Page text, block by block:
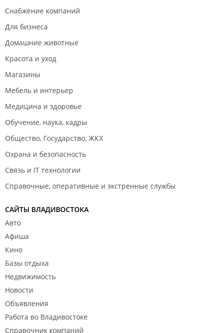
Снабжение компаний
Для бизнеса
Домашние животные
Красота и уход
Магазины
Мебель и интерьер
Медицина и здоровье
Обучение, наука, кадры
Общество, Государство, ЖКХ
Охрана и безопасность
Связь и IT технологии
Справочные, оперативные и экстренные службы
САЙТЫ ВЛАДИВОСТОКА
Авто
Афиша
Кино
Базы отдыха
Недвижимость
Новости
Объявления
Работа во Владивостоке
Справочник компаний